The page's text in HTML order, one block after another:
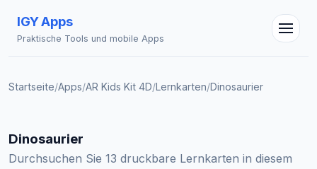
IGY Apps
Praktische Tools und mobile Apps
Startseite/Apps/AR Kids Kit 4D/Lernkarten/Dinosaurier
Dinosaurier
Durchsuchen Sie 13 druckbare Lernkarten in diesem